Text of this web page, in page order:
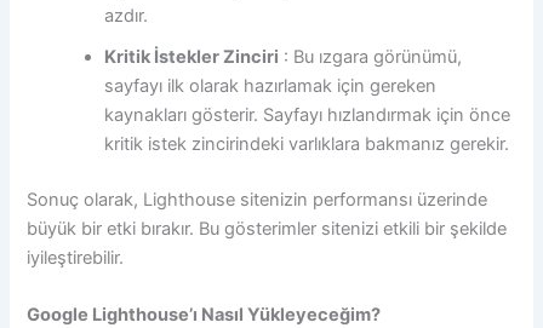
azdır.
Kritik İstekler Zinciri : Bu ızgara görünümü,
sayfayı ilk olarak hazırlamak için gereken
kaynakları gösterir. Sayfayı hızlandırmak için önce
kritik istek zincirindeki varlıklara bakmanız gerekir.
Sonuç olarak, Lighthouse sitenizin performansı üzerinde
büyük bir etki bırakır. Bu gösterimler sitenizi etkili bir şekilde
iyileştirebilir.
Google Lighthouse’ı Nasıl Yükleyeceğim?